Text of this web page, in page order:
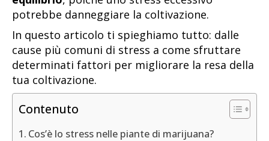
potrebbe danneggiare la coltivazione.
In questo articolo ti spieghiamo tutto: dalle
cause più comuni di stress a come sfruttare
determinati fattori per migliorare la resa della
tua coltivazione.
Contenuto
Cos’è lo stress nelle piante di marijuana?